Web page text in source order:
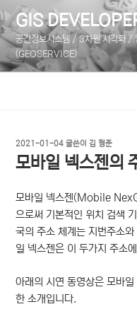
텐
츠
로
바
GIS
공간정보시스템 / 3차원 시각화 /
(GEOSERVICE)
작
성
일
2021-01-04 글쓴이김 형준
모바일 넥스젠의
모바일 넥스젠(Mobile
으로써 기본적인 위치 검색
국의 주소 체계는 지번주소
일 넥스젠은 이 두가지 주소
아래의 시연 동영상은 모바
한 소개입니다.